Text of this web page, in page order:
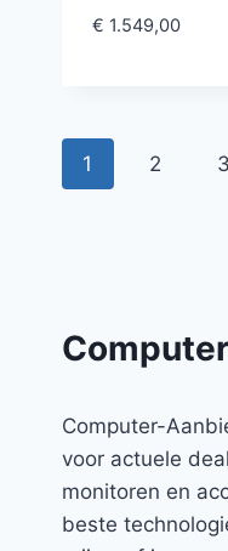
€ 1.549,00
1 2 3
Computer-
voor actuele
monitoren en
beste